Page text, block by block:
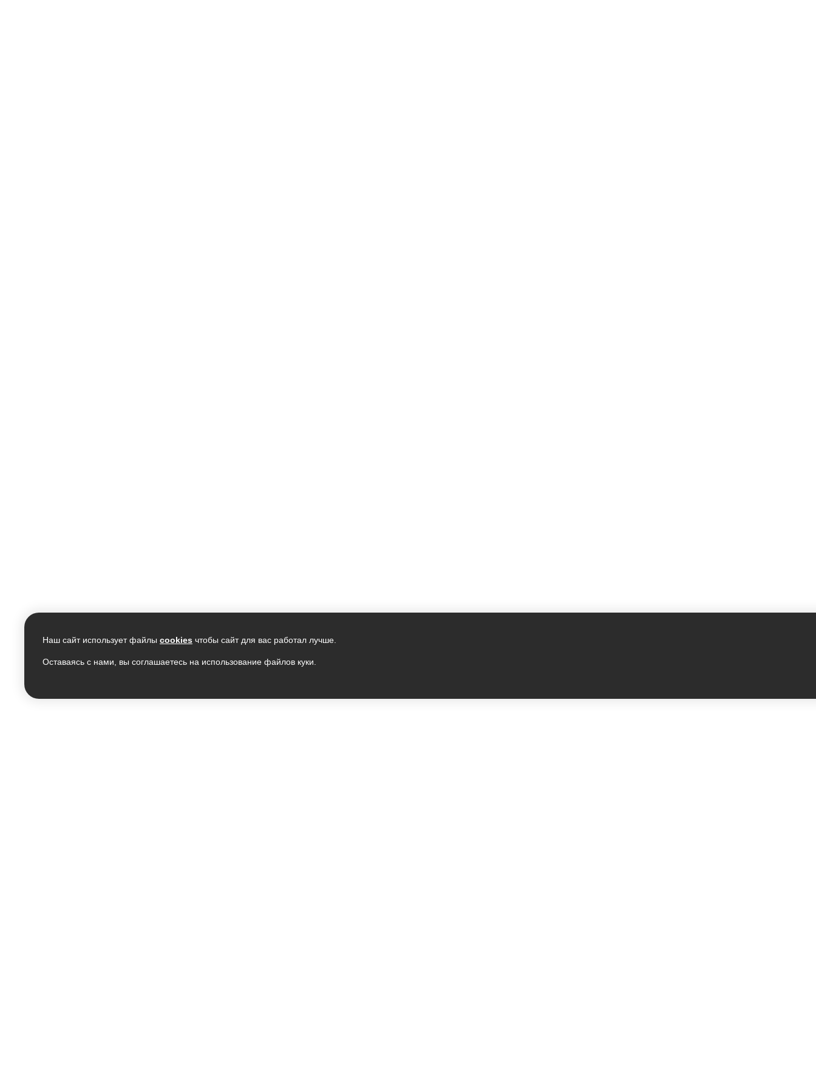
Наш сайт использует файлы cookies чтобы сайт для вас работал лучше.
Оставаясь с нами, вы соглашаетесь на использование файлов куки.